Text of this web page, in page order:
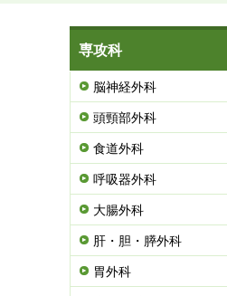
専攻科
脳神経外科
頭頸部外科
食道外科
呼吸器外科
大腸外科
肝・胆・膵外科
胃外科